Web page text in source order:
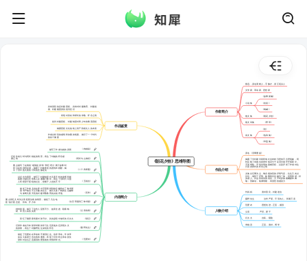
《朝花夕拾》思维导图
作者简介
鲁迅，原名周树人，字豫才，浙江绍兴人
文学家、革命家、思想家
小说集
《故事新编》
《彷徨》
《呐喊》
散文集 《朝花夕拾》
散文诗集 《野草》
杂文集
《坟》
《热风集》
《华盖集》
作品介绍
原名《旧事重提》
揭露了半封建半殖民地社会种种丑恶的不合理现象，同
时反映了有抱负的青年知识分子在旧中国茫茫黑夜中，
不畏艰险，寻找光明的困难历程，以及抒发了作者对往
日亲友师长的怀念之情
文集以记事为主，饱含着浓烈的抒情气息，往往又夹以
议论，做到了抒情、叙事和议论融为一体，优美和谐，朴
实感人。作品富有诗情画意，又不时穿插着幽默和讽
喻；形象动，格调明朗，有强烈的感染力
作品鉴赏
具有强烈的反封建思想，具有对封建教育、封建道
德、封建顽固派的批判意识
表现对亲友和师长的崇敬、怀念之情
批判封建思想、封建制度对青少年的毒害思想
揭露思想文化战线上资产阶级文人的本质
作者以炽烈的感情和浓重的笔墨，揭示了一个时代
的各个侧面
内容简介
《狗猫鼠》
描写了作者仇猫的原因
《阿长与山海经》
记述作者儿时与阿长相处的情景，表达了对她的怀念感
激之情
《二十四孝图》
重点描写了在阋读“老莱娱亲”和“郭巨埋儿”两个故事时
所引起的强烈反感，揭露了封建孝道的虚伪和残酷，揭
示了旧中国儿童的可怜的悲惨处境
《五猖会》
以赶会为背景，描写了封建制度对儿童天性的束缚和摧
残通过描写无常救人反遭毒打事件，表达了旧时代中国
人民绝望于黑暗的社会，愤慨于人世的不平
《无常》
描述了作者儿时在家中百草园得到的乐趣和在三味书屋
读书严格但不乏乐趣的生活，揭示儿童广阔的生活趣味
与束缚儿童天性的封建书塾教育的尖锐矛盾。
《从百草园到三味书屋》
重点回忆儿时为父亲延医治病的情景，描述了几位“名
医”的行医态度、作风、开方等
《父亲的病》
种种表现，揭示了这些人巫医不分、故弄玄虚、勒索钱
财、草营人命的实质
《琐记》
回忆了隔壁家表面对孩子好，其实是暗中使坏的衍太太
《藤野先生》
记录作者在日本留学时期的学习生活及他决定弃医从文
的原因，表达了对藤野先生深切的怀念
《范爱农》
描述了范爱农在革命前不满旧社会、追求革命，辛亥革
命后又备受打击迫害的遭遇，表现了对旧民主革命的失
望和对这位正直倔强的爱国者的同情和悼念。
人物介绍
长妈妈 质朴善良，封建迷信
藤野先生 治学严谨，平等待人，和蔼可亲
范爱农 思想先进，正直，倔强
父亲 严厉，爱子
衍太太 自私，阴险
寿镜吾 正直，质朴，博学